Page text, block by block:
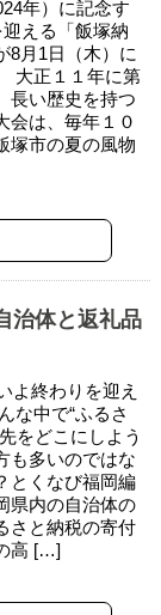
年）に記念す
える「飯塚納
8月1日（木）に
大正１１年に第
長い歴史を持つ
会は、毎年１０
塚市の夏の風物
治体と返礼品
よ終わりを迎え
な中で“ふるさ
をどこにしよう
も多いのではな
とくなび福岡編
県内の自治体の
さと納税の寄付
高 […]